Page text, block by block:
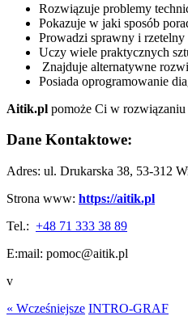
Rozwiązuje problemy
Pokazuje w jaki sposób
Prowadzi sprawny i rzetelny
Uczy wiele praktycznych
Znajduje alternatywne
Posiada oprogramowanie
Aitik.pl pomoże Ci w rozwiązaniu
Dane Kontaktowe:
Adres: ul. Drukarska 38, 53-312
Strona www: https://aitik.pl
Tel.: +48 71 333 38 89
E:mail: pomoc@aitik.pl
v
« Wcześniejsze INTRO-GRAF